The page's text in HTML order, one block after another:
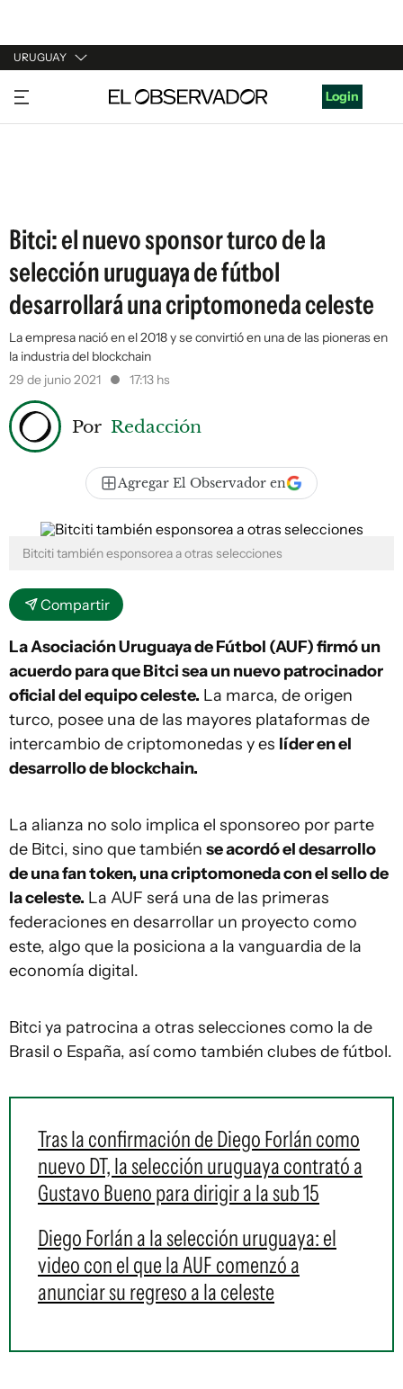
URUGUAY
URUGUAY
ARGENTINA
Login
Bitci: el nuevo sponsor turco de la
selección uruguaya de fútbol
desarrollará una criptomoneda celeste
La empresa nació en el 2018 y se convirtió en una de las pioneras en
la industria del blockchain
29 de junio 2021
17:13 hs
Por Redacción
Agregar El Observador en
Bitciti también esponsorea a otras selecciones
Compartir
La Asociación Uruguaya de Fútbol (AUF) firmó un
acuerdo para que Bitci sea un nuevo patrocinador
oficial del equipo celeste. La marca, de origen
turco, posee una de las mayores plataformas de
intercambio de criptomonedas y es líder en el
desarrollo de blockchain.
La alianza no solo implica el sponsoreo por parte
de Bitci, sino que también se acordó el desarrollo
de una fan token, una criptomoneda con el sello de
la celeste. La AUF será una de las primeras
federaciones en desarrollar un proyecto como
este, algo que la posiciona a la vanguardia de la
economía digital.
Bitci ya patrocina a otras selecciones como la de
Brasil o España, así como también clubes de fútbol.
Tras la confirmación de Diego Forlán como
nuevo DT, la selección uruguaya contrató a
Gustavo Bueno para dirigir a la sub 15
Diego Forlán a la selección uruguaya: el
video con el que la AUF comenzó a
anunciar su regreso a la celeste